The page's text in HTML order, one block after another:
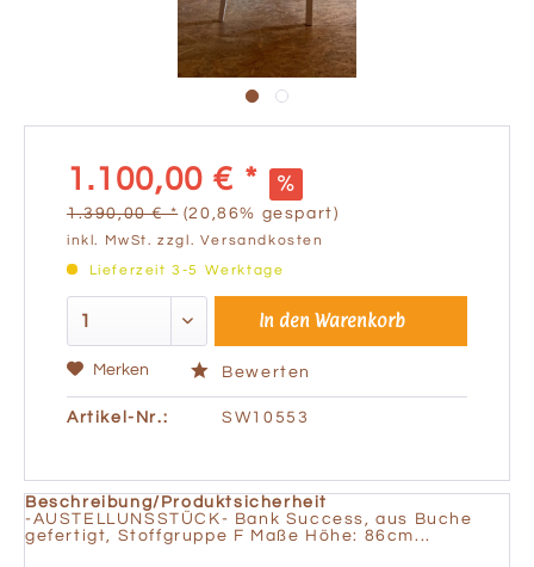
1.100,00 € *
1.390,00 € * (20,86% gespart)
inkl. MwSt.zzgl. Versandkosten
Lieferzeit 3-5 Werktage
In den Warenkorb
Merken Bewerten
Artikel-Nr.: SW10553
Beschreibung/Produktsicherheit
-AUSTELLUNSSTÜCK- Bank Success, aus Buche
gefertigt, Stoffgruppe F Maße Höhe: 86cm...